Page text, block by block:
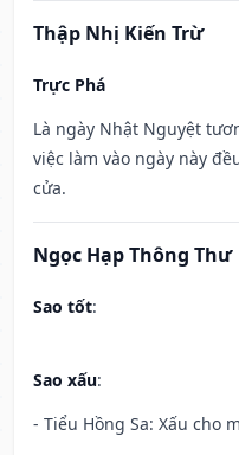
Thập Nhị Kiến Trừ
Trực Phá
Là ngày Nhật Nguyệt
việc làm vào ngày này
cửa.
Ngọc Hạp Thông Thư
Sao tốt:
Sao xấu:
- Tiểu Hồng Sa: Xấu cho